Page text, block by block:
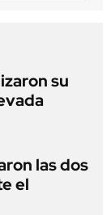
su
las dos
el